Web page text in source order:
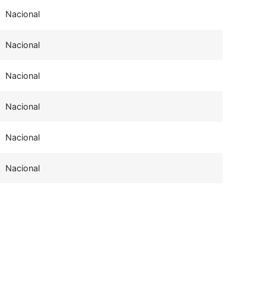
Nacional
Nacional
Nacional
Nacional
Nacional
Nacional